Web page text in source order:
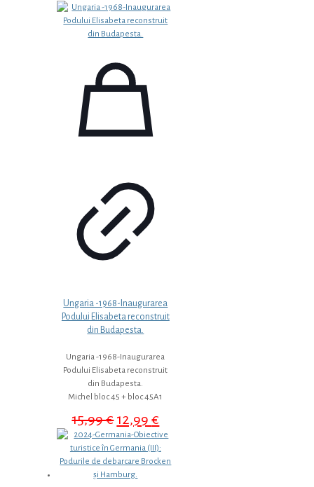
Ungaria -1968-Inaugurarea
Podului Elisabeta reconstruit
din Budapesta.
Ungaria -1968-Inaugurarea
Podului Elisabeta reconstruit
din Budapesta.
Michel bloc 45 + bloc 45A1
15,99€ Prețul
inițial
a
fost:
15,99 €.
12,99€
curent
este:
12,99 €.